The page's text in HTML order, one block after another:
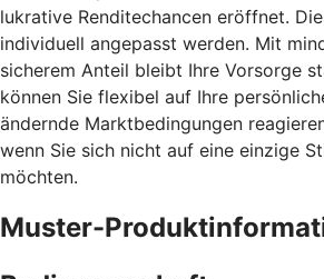
lukrative Renditechancen eröffnet.
individuell angepasst werden. Mit
sicherem Anteil bleibt Ihre Vorsorge
können Sie flexibel auf Ihre
ändernde Marktbedingungen
wenn Sie sich nicht auf eine einzige
möchten.
Muster-